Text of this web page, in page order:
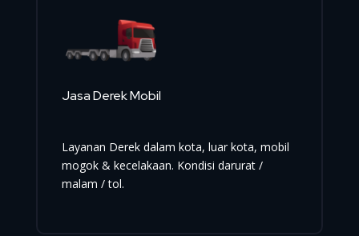
Jasa Derek Mobil
Layanan Derek dalam kota, luar kota, mobil
mogok & kecelakaan. Kondisi darurat /
malam / tol.